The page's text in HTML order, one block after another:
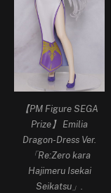
【PM Figure SEGA
Prize】 Emilia
Dragon-Dress Ver.
「Re:Zero kara
Hajimeru Isekai
Seikatsu」.